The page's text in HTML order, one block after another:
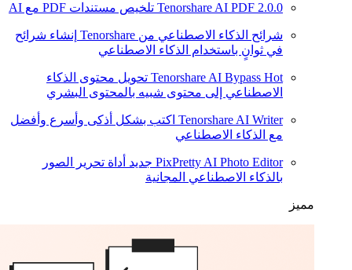
Tenorshare AI PDF 2.0.0 تلخيص مستندات PDF مع AI
شرائح الذكاء الاصطناعي من Tenorshare
إنشاء شرائح
في ثوانٍ باستخدام الذكاء الاصطناعي
Tenorshare AI Bypass Hot
تحويل محتوى الذكاء
الاصطناعي إلى محتوى شبيه بالمحتوى البشري
Tenorshare AI Writer اكتب بشكل أذكى وأسرع وأفضل
مع الذكاء الاصطناعي
PixPretty AI Photo Editor جديد أداة تحرير الصور
بالذكاء الاصطناعي المجانية
مميز